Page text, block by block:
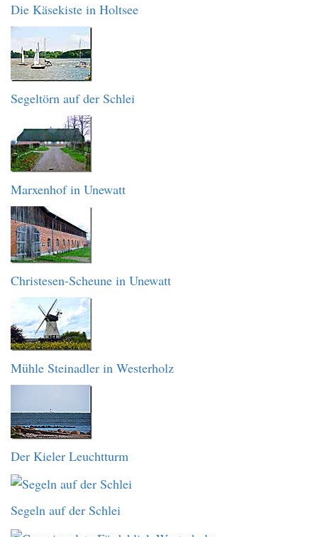
Die Käsekiste in Holtsee
Segeltörn auf der Schlei
Marxenhof in Unewatt
Christesen-Scheune in Unewatt
Mühle Steinadler in Westerholz
Der Kieler Leuchtturm
Segeln auf der Schlei